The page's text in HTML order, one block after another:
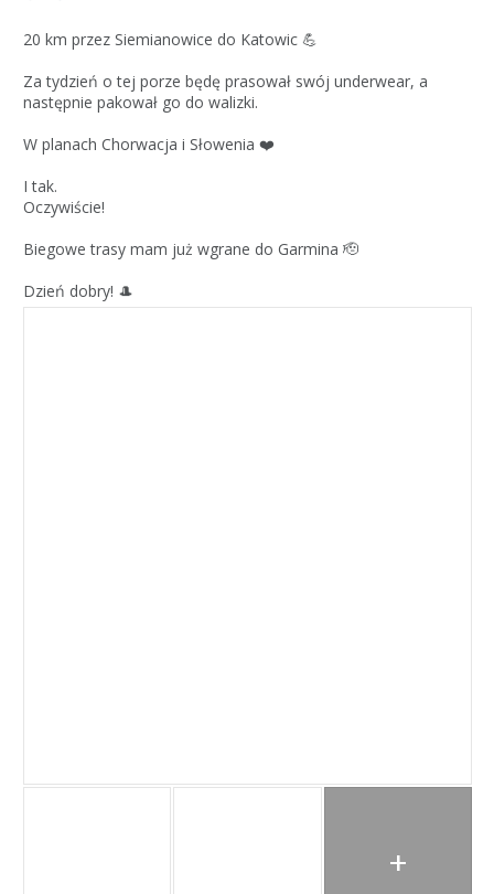
20 km przez Siemianowice do Katowic 💪
Za tydzień o tej porze będę prasował swój underwear, a
następnie pakował go do walizki.
W planach Chorwacja i Słowenia ❤️
I tak.
Oczywiście!
Biegowe trasy mam już wgrane do Garmina 🫡
Dzień dobry! 🎩
+